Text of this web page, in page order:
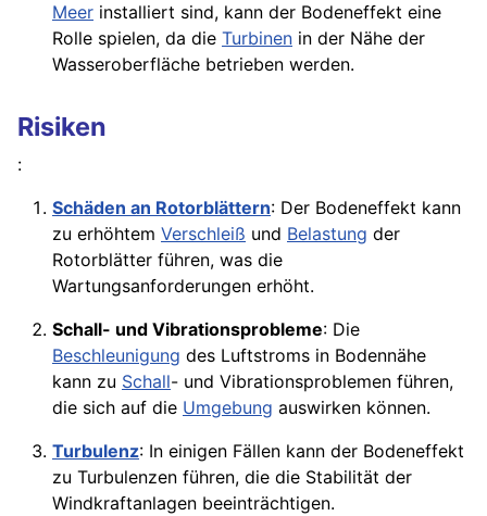
Meer installiert sind, kann der Bodeneffekt eine
Rolle spielen, da die Turbinen in der Nähe der
Wasseroberfläche betrieben werden.
Risiken
:
Schäden an Rotorblättern: Der Bodeneffekt kann
zu erhöhtem Verschleiß und Belastung der
Rotorblätter führen, was die
Wartungsanforderungen erhöht.
Schall- und Vibrationsprobleme: Die
Beschleunigung des Luftstroms in Bodennähe
kann zu Schall- und Vibrationsproblemen führen,
die sich auf die Umgebung auswirken können.
Turbulenz: In einigen Fällen kann der Bodeneffekt
zu Turbulenzen führen, die die Stabilität der
Windkraftanlagen beeinträchtigen.